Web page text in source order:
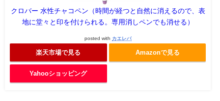
クロバー 水性チャコペン（時間が経つと自然に消えるので、表
地に堂々と印を付けられる。専用消しペンでも消せる）
posted with カエレバ
楽天市場で見る Amazonで見る
Yahooショッピング